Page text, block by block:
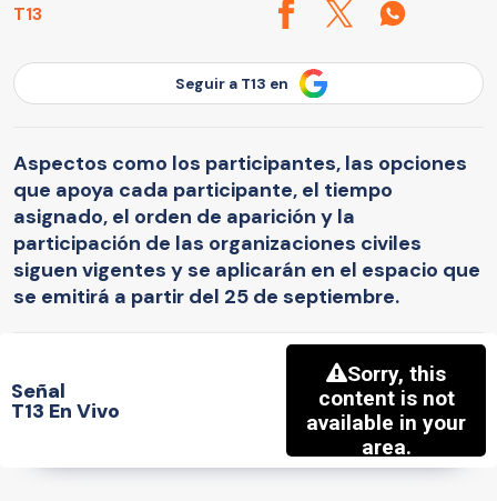
T13
Seguir a T13 en
Aspectos como los participantes, las opciones
que apoya cada participante, el tiempo
asignado, el orden de aparición y la
participación de las organizaciones civiles
siguen vigentes y se aplicarán en el espacio que
se emitirá a partir del 25 de septiembre.
Señal
T13 En Vivo